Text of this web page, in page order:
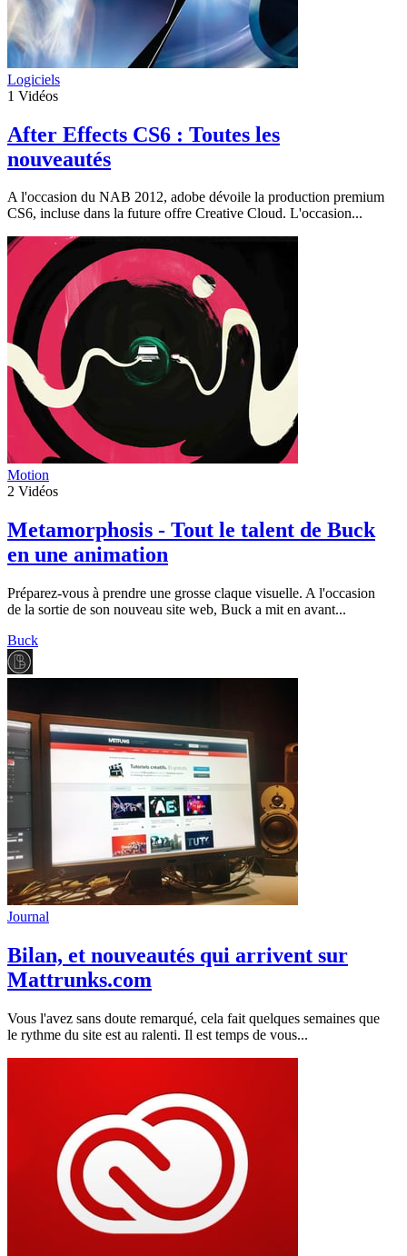
Logiciels
1 Vidéos
After Effects CS6 : Toutes les
nouveautés
A l'occasion du NAB 2012, adobe dévoile la production premium
CS6, incluse dans la future offre Creative Cloud. L'occasion...
Motion
2 Vidéos
Metamorphosis - Tout le talent de Buck
en une animation
Préparez-vous à prendre une grosse claque visuelle. A l'occasion
de la sortie de son nouveau site web, Buck a mit en avant...
Buck
Journal
Bilan, et nouveautés qui arrivent sur
Mattrunks.com
Vous l'avez sans doute remarqué, cela fait quelques semaines que
le rythme du site est au ralenti. Il est temps de vous...